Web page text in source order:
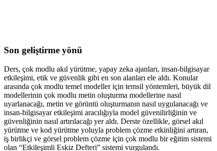
Son geliştirme yönü
Ders, çok modlu akıl yürütme, yapay zeka ajanları, insan-bilgisayar
etkileşimi, etik ve güvenlik gibi en son alanları ele aldı. Konular
arasında çok modlu temel modeller için temsil yöntemleri, büyük dil
modellerinin çok modlu metin oluşturma modellerine nasıl
uyarlanacağı, metin ve görüntü oluşturmanın nasıl uygulanacağı ve
insan-bilgisayar etkileşimi aracılığıyla model güvenilirliğinin ve
güvenliğinin nasıl artırılacağı yer aldı. Derste özellikle, görsel akıl
yürütme ve kod yürütme yoluyla problem çözme etkinliğini artıran,
iş birlikçi ve görsel problem çözme için çok modlu bir eğitim sistemi
olan “Etkileşimli Eskiz Defteri” sistemi vurgulandı.